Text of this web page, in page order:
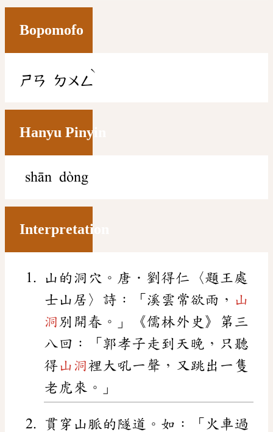
Bopomofo
ㄕㄢ ㄉㄨㄥ
ˋ
Hanyu Pinyin
shān dòng
Interpretation
山的洞穴。唐．劉得仁〈題王處
士山居〉詩：「溪雲常欲雨， 山
洞 別開春。」《儒林外史》第三
八回：「郭孝子走到天晚，只聽
得山洞裡大吼一聲，又跳出一隻
老虎來。」
貫穿山脈的隧道。如：「火車過